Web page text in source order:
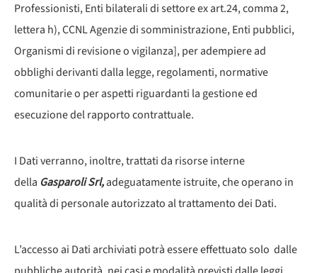
Professionisti, Enti bilaterali di settore ex art.24, comma 2,
lettera h), CCNL Agenzie di somministrazione, Enti pubblici,
Organismi di revisione o vigilanza], per adempiere ad
obblighi derivanti dalla legge, regolamenti, normative
comunitarie o per aspetti riguardanti la gestione ed
esecuzione del rapporto contrattuale.
I Dati verranno, inoltre, trattati da risorse interne
della Gasparoli Srl,adeguatamente istruite, che operano in
qualità di personale autorizzato al trattamento dei Dati.
L’accesso ai Dati archiviati potrà essere effettuato solo dalle